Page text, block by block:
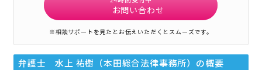
お問い合わせ
※相談サポートを見たとお伝えいただくとスムーズです。
弁護士 水上 祐樹（本田総合法律事務所） の概要